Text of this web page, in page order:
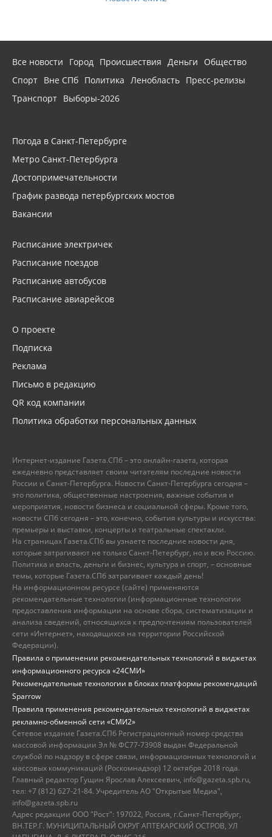
Все новости Город Происшествия Деньги
Общество
Спорт Вне СПб Политика Ленобласть Пресс-релизы
Транспорт Выборы-2026
Погода в Санкт-Петербурге
Метро Санкт-Петербурга
Достопримечательности
График развода петербургских мостов
Вакансии
Расписание электричек
Расписание поездов
Расписание автобусов
Расписание авиарейсов
О проекте
Подписка
Реклама
Письмо в редакцию
QR код компании
Политика обработки персональных данных
Интернет-издание Газета.СПб – это онлайн-газета, которая
ежедневно представляет своим читателям последние новости
России и Санкт-Петербурга. Новости Санкт-Петербурга сегодня –
это политика, общественные настроения, важные события и
мероприятия, новости бизнеса и социальной сферы. Кроме того,
новости СПб сегодня – это, конечно, события культуры и искусства:
премьеры и выставки, концерты и театральные спектакли.
На страницах Газета.СПб вы узнаете последние новости дня,
которые затрагивают не только Санкт-Петербург, но и всю Россию.
Политика и власть, деньги и бизнес, культура и спорт, – основные
темы, которые Газета.СПб затрагивает каждый день!
На информационном ресурсе (сайте) применяются
рекомендательные технологии (информационные технологии
предоставления информации на основе сбора, систематизации и
анализа сведений, относящихся к предпочтениям пользователей
сети «Интернет», находящихся на территории Российской
Федерации).
Правила о применении рекомендательных технологий в виджетах
информационного ресурса «24СМИ»
Рекомендательные технологии в блоках платформы рекомендаций
Sparrow
Правила применения рекомендательных технологий в виджетах
рекламно-обменной сети «СМИ2»
Сетевое издание Газета.СПб Регистрационный номер средства
массовой информации Эл № ФС77-73908 выдан Федеральной
службой по надзору в сфере связи, информационных технологий и
массовых коммуникаций (Роскомнадзор) 12 октября 2018 года.
Главный редактор Гущин Ярослав Алексеевич, info@gazeta.spb.ru,
тел: +7 (812) 627-21-84. Учредитель АО "Открытые Медиа",
info@gazeta.spb.ru
Адрес редакции ООО "Рост": 197022, Россия, г.Санкт-Петербург,
ВН.ТЕР.Г. МУНИЦИПАЛЬНЫЙ ОКРУГ АПТЕКАРСКИЙ ОСТРОВ, УЛ